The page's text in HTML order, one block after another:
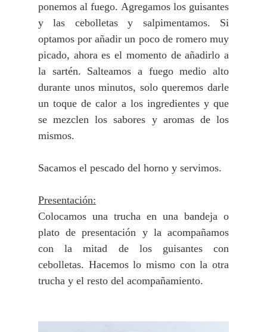
ponemos al fuego. Agregamos los guisantes
y las cebolletas y salpimentamos. Si
optamos por añadir un poco de romero muy
picado, ahora es el momento de añadirlo a
la sartén. Salteamos a fuego medio alto
durante unos minutos, solo queremos darle
un toque de calor a los ingredientes y que
se mezclen los sabores y aromas de los
mismos.
Sacamos el pescado del horno y servimos.
Presentación:
Colocamos una trucha en una bandeja o
plato de presentación y la acompañamos
con la mitad de los guisantes con
cebolletas. Hacemos lo mismo con la otra
trucha y el resto del acompañamiento.